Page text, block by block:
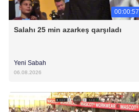
00:00:57
Salahı 25 min azarkeş qarşıladı
Yeni Sabah
06.08.2026